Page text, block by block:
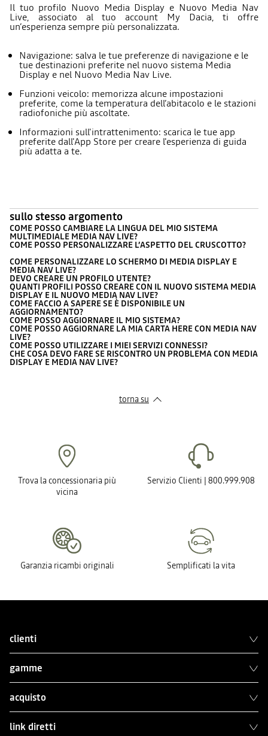
Il tuo profilo Nuovo Media Display e Nuovo Media Nav
Live, associato al tuo account My Dacia, ti offre
un’esperienza sempre più personalizzata.
Navigazione: salva le tue preferenze di navigazione e le
tue destinazioni preferite nel nuovo sistema Media
Display e nel Nuovo Media Nav Live.
Funzioni veicolo: memorizza alcune impostazioni
preferite, come la temperatura dell’abitacolo e le stazioni
radiofoniche più ascoltate.
Informazioni sull'intrattenimento: scarica le tue app
preferite dall'App Store per creare l'esperienza di guida
più adatta a te.
sullo stesso argomento
COME POSSO CAMBIARE LA LINGUA DEL MIO SISTEMA
MULTIMEDIALE MEDIA NAV LIVE?
COME POSSO PERSONALIZZARE L’ASPETTO DEL CRUSCOTTO?
COME PERSONALIZZARE LO SCHERMO DI MEDIA DISPLAY E
MEDIA NAV LIVE?
DEVO CREARE UN PROFILO UTENTE?
QUANTI PROFILI POSSO CREARE CON IL NUOVO SISTEMA MEDIA
DISPLAY E IL NUOVO MEDIA NAV LIVE?
COME FACCIO A SAPERE SE È DISPONIBILE UN
AGGIORNAMENTO?
COME POSSO AGGIORNARE IL MIO SISTEMA?
COME POSSO AGGIORNARE LA MIA CARTA HERE CON MEDIA NAV
LIVE?
COME POSSO UTILIZZARE I MIEI SERVIZI CONNESSI?
CHE COSA DEVO FARE SE RISCONTRO UN PROBLEMA CON MEDIA
DISPLAY E MEDIA NAV LIVE?
torna su
Trova la concessionaria più
vicina
Servizio Clienti | 800.999.908
Garanzia ricambi originali Semplificati la vita
clienti
gamme
acquisto
link diretti